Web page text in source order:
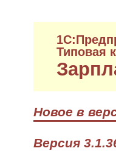
Типовая
Новое в
Версия